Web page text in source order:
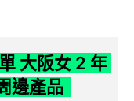
大阪女 2 年
邊產品